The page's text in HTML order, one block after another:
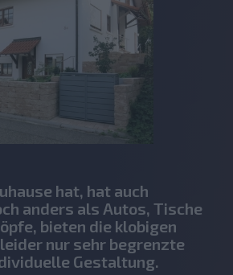
hat, hat auch
anders als Autos, Tische
bieten die klobigen
nur sehr begrenzte
Gestaltung.